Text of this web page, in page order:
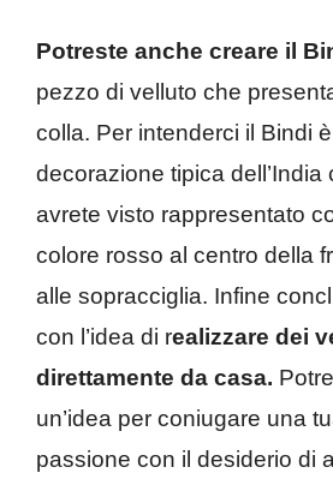
Potreste anche creare il
pezzo di velluto che
colla. Per intenderci il Bindi
decorazione tipica dell’India
avrete visto rappresentato
colore rosso al centro della
alle sopracciglia. Infine
con l’idea di realizzare dei
direttamente da casa.
un’idea per coniugare una
passione con il desiderio di